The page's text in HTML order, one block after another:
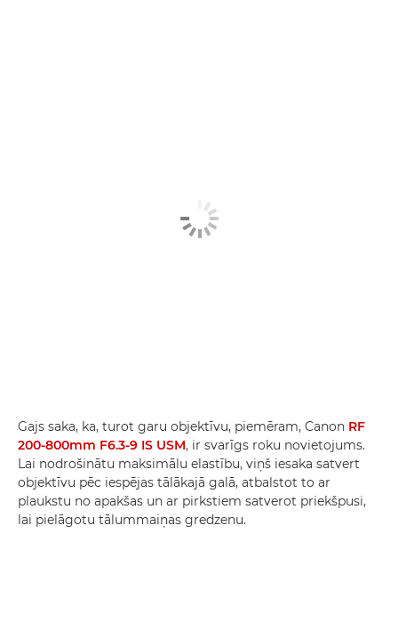
Gajs saka, ka, turot garu objektīvu, piemēram, Canon RF
200-800mm F6.3-9 IS USM, ir svarīgs roku novietojums.
Lai nodrošinātu maksimālu elastību, viņš iesaka satvert
objektīvu pēc iespējas tālākajā galā, atbalstot to ar
plaukstu no apakšas un ar pirkstiem satverot priekšpusi,
lai pielāgotu tālummaiņas gredzenu.